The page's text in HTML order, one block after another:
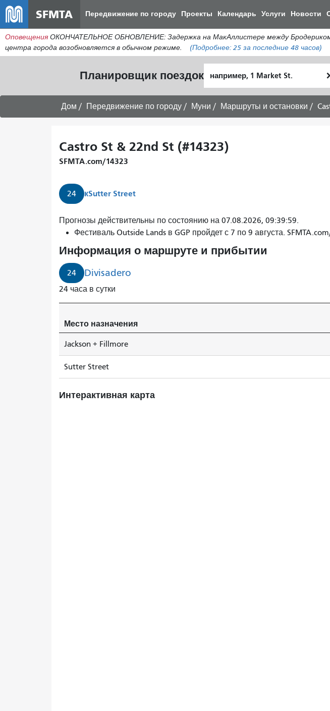
SFMTA Передвижение по городу Проекты Календарь Услуги Новости
Оповещения ОКОНЧАТЕЛЬНОЕ ОБНОВЛЕНИЕ: Задержка на МакАллистере между Бродериком
центра города возобновляется в обычном режиме.
(Подробнее: 25 за последние 48 часов)
Планировщик поездок местоположение
Дом Передвижение по городу Муни Маршруты и остановки
Castro St & 22nd St (#14323)
SFMTA.com/14323
24 кSutter Street
Прогнозы действительны по состоянию на 07.08.2026, 09:39:59.
Фестиваль Outside Lands в GGP пройдет с 7 по 9 августа.
Информация о маршруте и прибытии
24 Divisadero
24 часа в сутки
Место назначения
Jackson + Fillmore
Sutter Street
Интерактивная карта